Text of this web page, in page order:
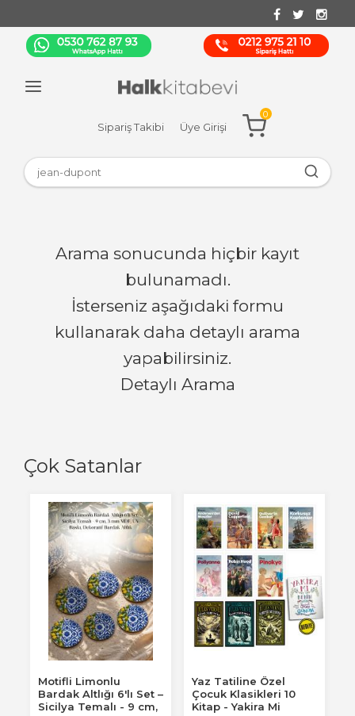
Sipariş Takibi Üye Girişi
0
Çok Satanlar
Motifli Limonlu
Bardak Altlığı 6'lı Set –
Sicilya Temalı - 9 cm,
Yaz Tatiline Özel
Çocuk Klasikleri 10
Kitap - Yakira Mi
Arama sonucunda hiçbir kayıt
bulunamadı.
İsterseniz aşağıdaki formu
kullanarak daha detaylı arama
yapabilirsiniz.
Detaylı Arama